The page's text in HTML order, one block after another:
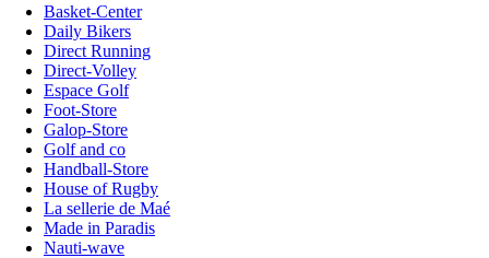
Basket-Center
Daily Bikers
Direct Running
Direct-Volley
Espace Golf
Foot-Store
Galop-Store
Golf and co
Handball-Store
House of Rugby
La sellerie de Maé
Made in Paradis
Nauti-wave